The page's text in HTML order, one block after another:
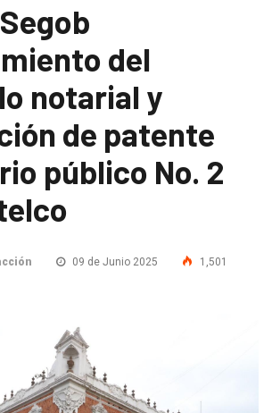
del
notarial y
de patente
público No. 2
09 de Junio 2025 1,501